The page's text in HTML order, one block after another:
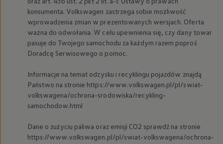
Usługi cyfrowe
Aktualizacje oprogramowania, map i radia
Aplikacje Volkswagen, logowanie i sklep
Znajdź usługi dla swojego modelu
Połączenie telefonu komórkowego z pojazdem
We Charge
Elektroniczna Instrukcja Obsługi
Informacje dla klientów
Informator o pojeździe
Gwarancje
Lampki ostrzegawcze i sygnalizacyjne
Certyfikaty
Wszystkie usługi
konsumenta. Volkswagen zastrzega sobie możliwość
wprowadzenia zmian w prezentowanych wersjach. Oferta
ważna do odwołania. W celu upewnienia się, czy dany towar
pasuje do Twojego samochodu za każdym razem poproś
Doradcę Serwisowego o pomoc.
Informacje na temat odzysku i recyklingu pojazdów znajdą
Państwo na stronie https://www.volkswagen.pl/pl/swiat-
volkswagena/ochrona-srodowiska/recykling-
samochodow.html
Dane o zużyciu paliwa oraz emisji CO2 sprawdź na stronie
https://www.volkswagen.pl/pl/swiat-volkswagena/ochrona-